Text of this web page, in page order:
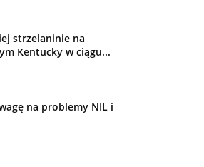
strzelaninie na
Kentucky w ciągu...
na problemy NIL i